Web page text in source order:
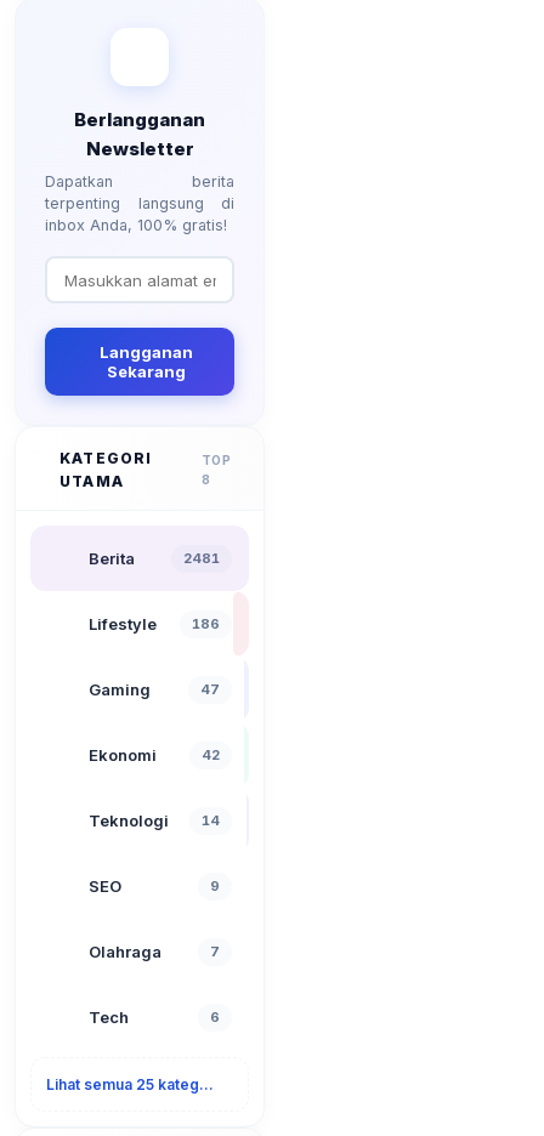
Berlangganan
Newsletter
Dapatkan berita
terpenting langsung di
inbox Anda, 100% gratis!
Langganan
Sekarang
KATEGORI
UTAMA
TOP
8
Berita 2481
Lifestyle 186
Gaming 47
Ekonomi 42
Teknologi 14
SEO 9
Olahraga 7
Tech 6
Lihat semua 25 kategori